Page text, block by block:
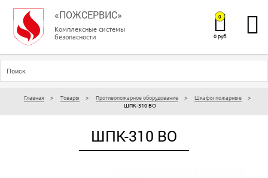
«ПОЖСЕРВИС»
Комплексные системы
безопасности
0
0 руб.
Главная Товары Противопожарное оборудование
Шкафы пожарные
ШПК-310 ВО
ШПК-310 ВО